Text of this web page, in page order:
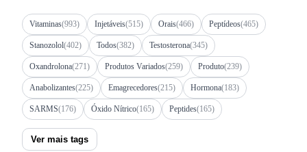
Vitaminas(993) Injetáveis(515) Orais(466) Peptídeos(465)
Stanozolol(402) Todos(382) Testosterona(345)
Oxandrolona(271) Produtos Variados(259) Produto(239)
Anabolizantes(225) Emagrecedores(215) Hormona(183)
SARMS(176) Óxido Nítrico(165) Peptides(165)
Ver mais tags